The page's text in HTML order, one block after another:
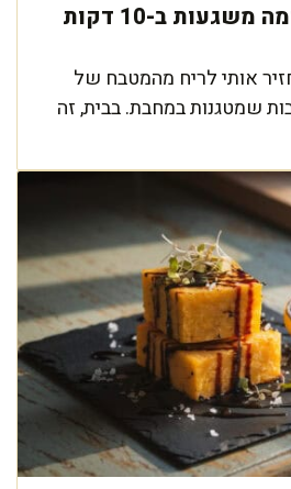
לביבות תפוחי אדמה משגעות ב-10 דקות
אותי לריח מהמטבח של
שמטגנות במחבת. בבית, זה